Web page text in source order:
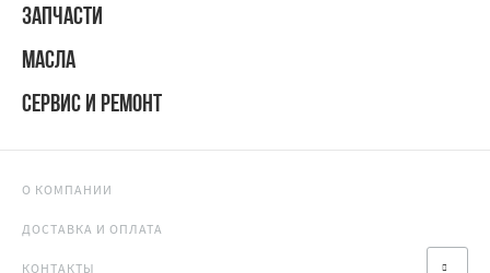
ЗАПЧАСТИ
МАСЛА
СЕРВИС И РЕМОНТ
О КОМПАНИИ
ДОСТАВКА И ОПЛАТА
КОНТАКТЫ